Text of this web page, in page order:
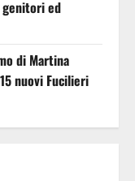
ed
di Martina
nuovi Fucilieri